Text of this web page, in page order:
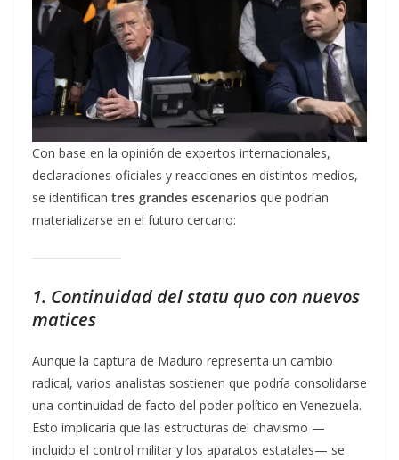
Con base en la opinión de expertos internacionales,
declaraciones oficiales y reacciones en distintos medios,
se identifican tres grandes escenarios que podrían
materializarse en el futuro cercano:
1. Continuidad del statu quo con nuevos
matices
Aunque la captura de Maduro representa un cambio
radical, varios analistas sostienen que podría consolidarse
una continuidad de facto del poder político en Venezuela.
Esto implicaría que las estructuras del chavismo —
incluido el control militar y los aparatos estatales— se